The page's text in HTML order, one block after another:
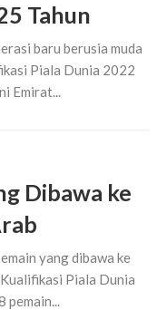
Tahun
baru berusia muda
Piala Dunia 2022
Emirat...
Dibawa ke
yang dibawa ke
Piala Dunia
pemain...